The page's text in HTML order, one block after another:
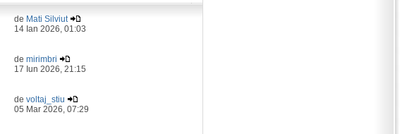
de Mati Silviut
14 Ian 2026, 01:03
demirimbri
17 Iun 2026, 21:15
devoltaj_stiu
05 Mar 2026, 07:29